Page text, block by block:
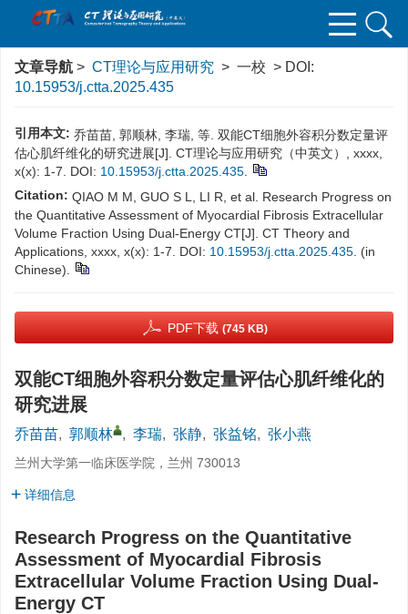
文章导航 > CT理论与应用研究 > 一校 > DOI:
10.15953/j.ctta.2025.435
引用本文: 乔苗苗, 郭顺林, 李瑞, 等. 双能CT细胞外容积分数定量评
估心肌纤维化的研究进展[J]. CT理论与应用研究（中英文）, xxxx,
x(x): 1-7. DOI: 10.15953/j.ctta.2025.435
Citation: QIAO M M, GUO S L, LI R, et al. Research Progress on
the Quantitative Assessment of Myocardial Fibrosis Extracellular
Volume Fraction Using Dual-Energy CT[J]. CT Theory and
Applications, xxxx, x(x): 1-7. DOI: 10.15953/j.ctta.2025.435 . (in
Chinese).
PDF下载 (745 KB)
双能CT细胞外容积分数定量评估心肌纤维化的
研究进展
乔苗苗, 郭顺林 , 李瑞, 张静, 张益铭, 张小燕
兰州大学第一临床医学院，兰州 730013
详细信息
Research Progress on the Quantitative
Assessment of Myocardial Fibrosis
Extracellular Volume Fraction Using Dual-
Energy CT